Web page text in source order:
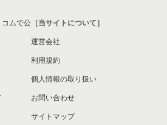
コムで公 ［当サイトについて］
運営会社
利用規約
個人情報の取り扱い
お問い合わせ
サイトマップ